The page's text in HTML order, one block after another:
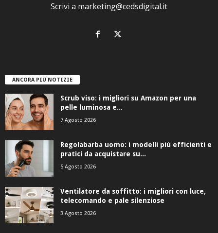
Scrivi a marketing@cedsdigital.it
ANCORA PIÙ NOTIZIE
Scrub viso: i migliori su Amazon per una
pelle luminosa e...
7 Agosto 2026
Regolabarba uomo: i modelli più efficienti e
pratici da acquistare su...
5 Agosto 2026
Ventilatore da soffitto: i migliori con luce,
telecomando e pale silenziose
3 Agosto 2026